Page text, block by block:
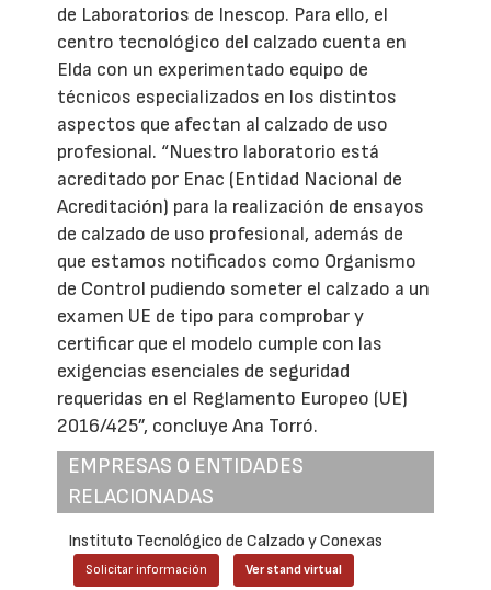
de Laboratorios de Inescop. Para ello, el
centro tecnológico del calzado cuenta en
Elda con un experimentado equipo de
técnicos especializados en los distintos
aspectos que afectan al calzado de uso
profesional. “Nuestro laboratorio está
acreditado por Enac (Entidad Nacional de
Acreditación) para la realización de ensayos
de calzado de uso profesional, además de
que estamos notificados como Organismo
de Control pudiendo someter el calzado a un
examen UE de tipo para comprobar y
certificar que el modelo cumple con las
exigencias esenciales de seguridad
requeridas en el Reglamento Europeo (UE)
2016/425”, concluye Ana Torró.
EMPRESAS O ENTIDADES
RELACIONADAS
Instituto Tecnológico de Calzado y Conexas
Solicitar información Ver stand virtual